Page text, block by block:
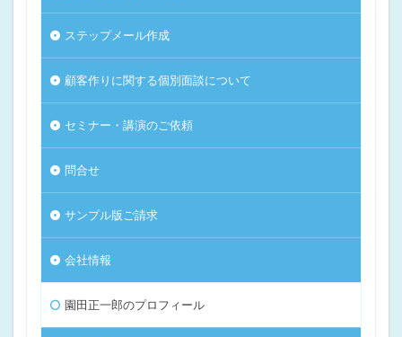
ステップメール作成
顧客作りに関する個別面談について
セミナー・講演のご依頼
問合せ
サンプル版ご請求
会社情報
園田正一郎のプロフィール